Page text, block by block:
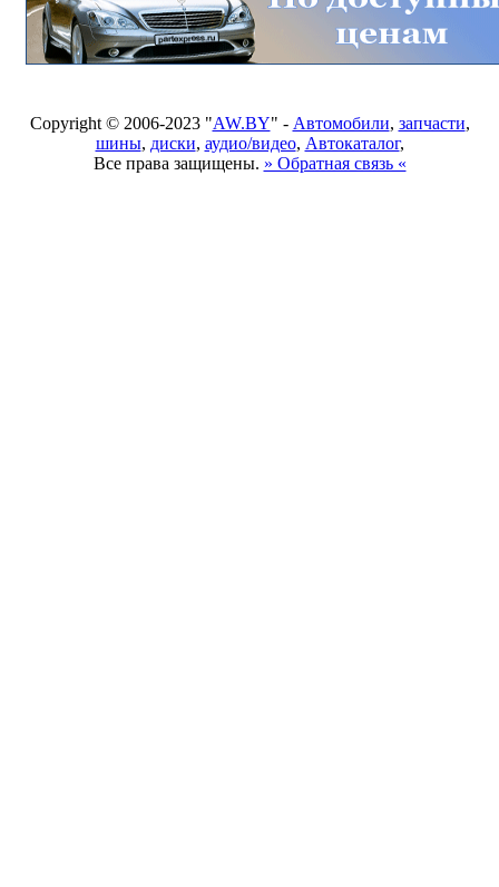
Copyright © 2006-2023 "AW.BY" - Автомобили, запчасти,
шины, диски, аудио/видео, Автокаталог,
Все права защищены. » Обратная связь «